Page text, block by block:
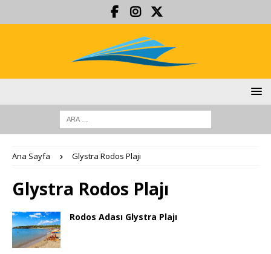
Ana Sayfa Glystra Rodos Plajı
Glystra Rodos Plajı
Rodos Adası Glystra Plajı